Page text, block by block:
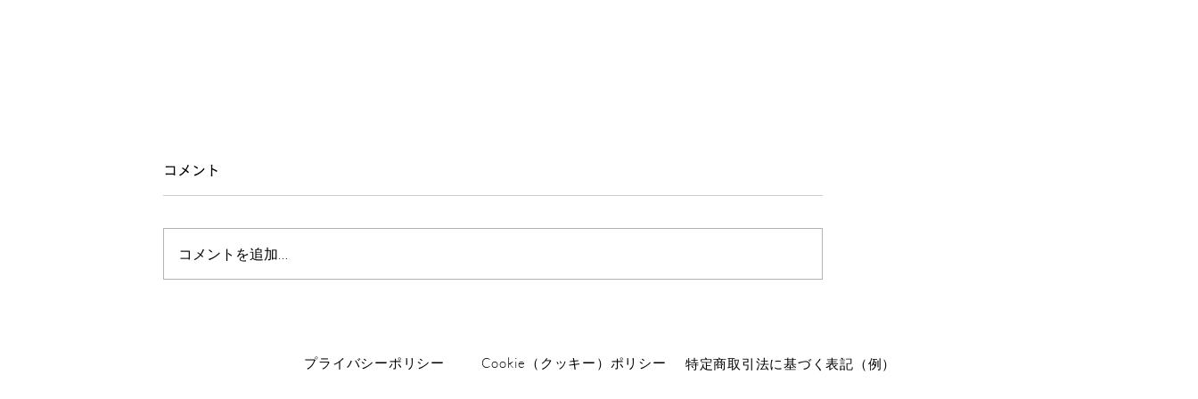
修験者
戸期の修験者は17万人位いて
（AI調べ）、人口の総数が3300
変わってない氣が。 それで当時
る
えられてしまった。 私のアカウ
もないんですね。 しかし迷惑。
タをずっと飼ってたんです。 卵
ど。 そうしたら、すぐに獣に食
コメント
コメントを追加…
プライバシーポリシー Cookie（クッキー）ポリシー 特定商取引法に基づく表記（例）